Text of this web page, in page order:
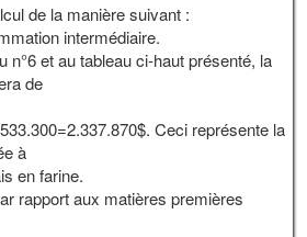
de la manière suivant :
intermédiaire.
n°6 et au tableau ci-haut présenté, la
de
Ceci représente la
à
en farine.
rapport aux matières premières